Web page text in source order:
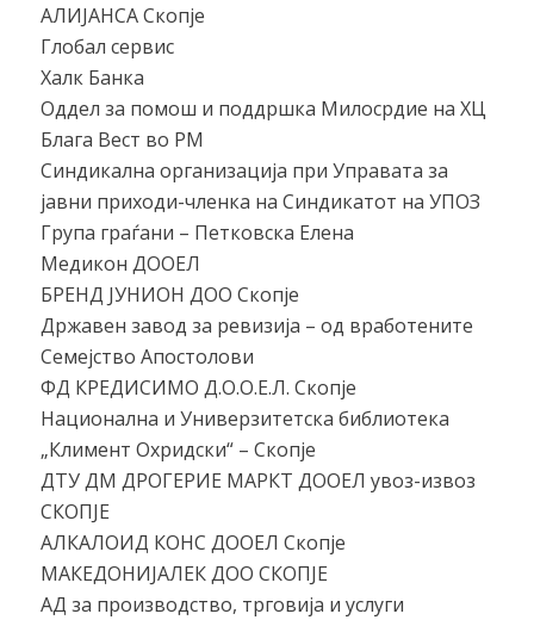
АЛИЈАНСА Скопје
Глобал сервис
Халк Банка
Оддел за помош и поддршка Милосрдие на ХЦ
Блага Вест во РМ
Синдикална организација при Управата за
јавни приходи-членка на Синдикатот на УПОЗ
Група граѓани – Петковска Елена
Медикон ДООЕЛ
БРЕНД ЈУНИОН ДОО Скопје
Државен завод за ревизија – од вработените
Семејство Апостолови
ФД КРЕДИСИМО Д.О.О.Е.Л. Скопје
Национална и Универзитетска библиотека
„Климент Охридски“ – Скопје
ДТУ ДМ ДРОГЕРИЕ МАРКТ ДООЕЛ увоз-извоз
СКОПЈЕ
АЛКАЛОИД КОНС ДООЕЛ Скопје
МАКЕДОНИЈАЛЕК ДОО СКОПЈЕ
АД за производство, трговија и услуги